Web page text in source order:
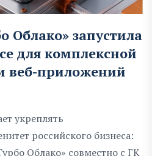
Облако» запустила
для комплексной
веб-приложений
укреплять
российского бизнеса:
Облако» совместно с ГК